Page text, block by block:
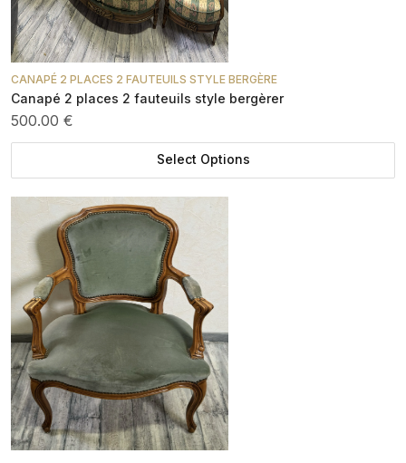
CANAPÉ 2 PLACES 2 FAUTEUILS STYLE BERGÈRE
Canapé 2 places 2 fauteuils style bergèrer
500.00 €
Select Options